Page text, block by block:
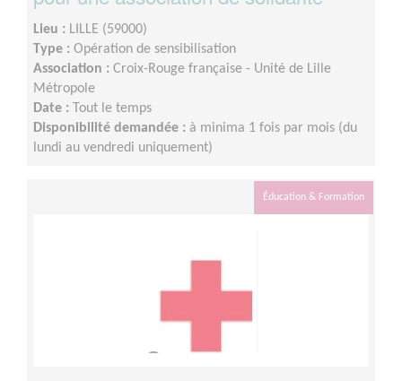
Lieu : LILLE (59000)
Type : Opération de sensibilisation
Association : Croix-Rouge française - Unité de Lille
Métropole
Date : Tout le temps
Disponibilité demandée : à minima 1 fois par mois (du
lundi au vendredi uniquement)
Éducation & Formation